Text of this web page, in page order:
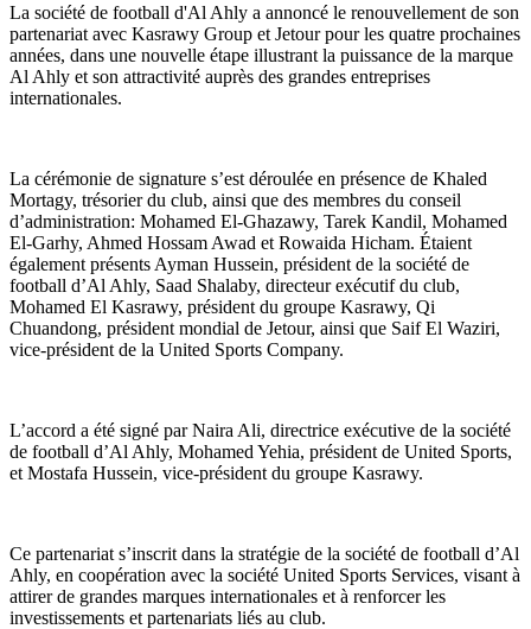
La société de football d'Al Ahly a annoncé le renouvellement de son
partenariat avec Kasrawy Group et Jetour pour les quatre prochaines
années, dans une nouvelle étape illustrant la puissance de la marque
Al Ahly et son attractivité auprès des grandes entreprises
internationales.
La cérémonie de signature s’est déroulée en présence de Khaled
Mortagy, trésorier du club, ainsi que des membres du conseil
d’administration: Mohamed El-Ghazawy, Tarek Kandil, Mohamed
El-Garhy, Ahmed Hossam Awad et Rowaida Hicham. Étaient
également présents Ayman Hussein, président de la société de
football d’Al Ahly, Saad Shalaby, directeur exécutif du club,
Mohamed El Kasrawy, président du groupe Kasrawy, Qi
Chuandong, président mondial de Jetour, ainsi que Saif El Waziri,
vice-président de la United Sports Company.
L’accord a été signé par Naira Ali, directrice exécutive de la société
de football d’Al Ahly, Mohamed Yehia, président de United Sports,
et Mostafa Hussein, vice-président du groupe Kasrawy.
Ce partenariat s’inscrit dans la stratégie de la société de football d’Al
Ahly, en coopération avec la société United Sports Services, visant à
attirer de grandes marques internationales et à renforcer les
investissements et partenariats liés au club.